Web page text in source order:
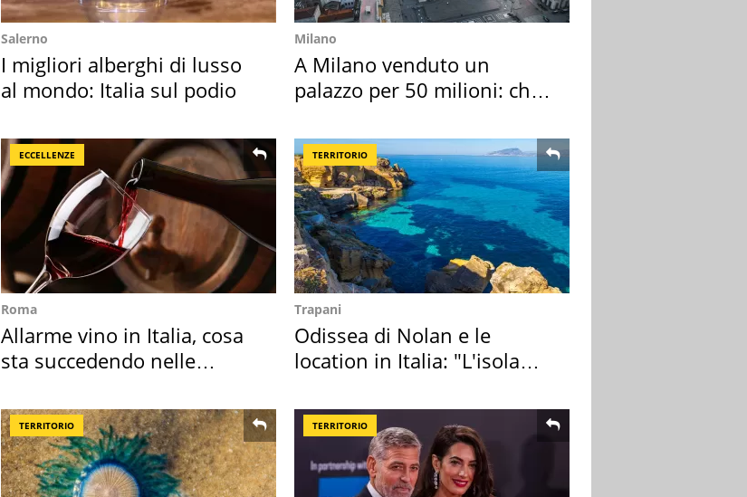
Salerno
I migliori alberghi di lusso
al mondo: Italia sul podio
Milano
A Milano venduto un
palazzo per 50 milioni: chi
ECCELLENZE
Roma
Allarme vino in Italia, cosa
sta succedendo nelle
TERRITORIO
Trapani
Odissea di Nolan e le
location in Italia: "L'isola
TERRITORIO TERRITORIO